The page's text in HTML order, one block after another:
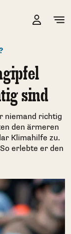
sind
niemand richtig
den ärmeren
Klimahilfe zu.
erlebte er den